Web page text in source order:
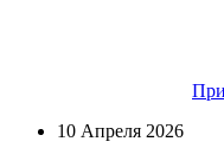
10 Апреля 2026